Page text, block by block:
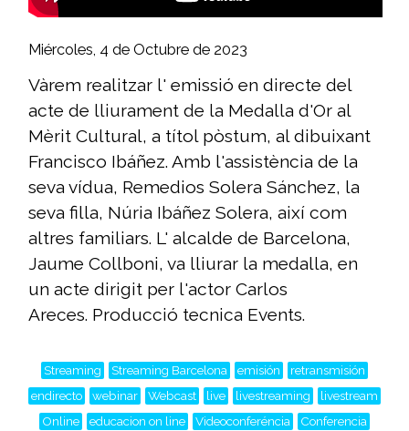
Miércoles, 4 de Octubre de 2023
Vàrem realitzar l' emissió en directe del
acte de lliurament de la Medalla d'Or al
Mèrit Cultural, a títol pòstum, al dibuixant
Francisco Ibáñez. Amb l'assistència de la
seva vídua, Remedios Solera Sánchez, la
seva filla, Núria Ibáñez Solera, així com
altres familiars. L' alcalde de Barcelona,
Jaume Collboni, va lliurar la medalla, en
un acte dirigit per l'actor Carlos
Areces. Producció tecnica Events.
Streaming Streaming Barcelona emisión
retransmisión
endirecto
webinar Webcast live livestreaming
livestream
Online
educacion on line Videoconferéncia
Conferencia